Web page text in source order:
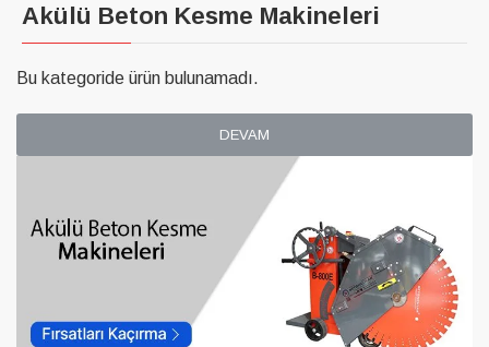
Akülü Beton Kesme Makineleri
Bu kategoride ürün bulunamadı.
DEVAM